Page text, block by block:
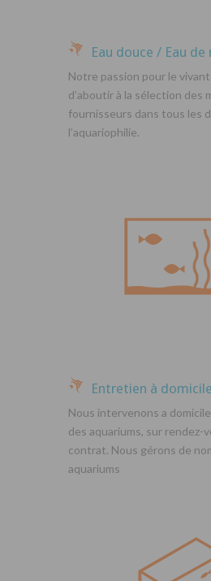
Eau douce / Eau de
Notre passion pour le
d’aboutir à la sélection des
fournisseurs dans tous les
l’aquariophilie.
Entretien à domicile
Nous intervenons a
des aquariums, sur rendez-
contrat. Nous gérons de
aquariums